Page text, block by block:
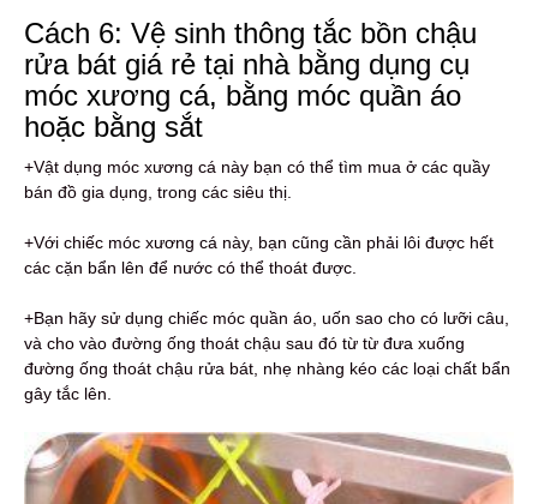
Cách 6: Vệ sinh thông tắc bồn chậu
rửa bát giá rẻ tại nhà bằng dụng cụ
móc xương cá, bằng móc quần áo
hoặc bằng sắt
+Vật dụng móc xương cá này bạn có thể tìm mua ở các quầy
bán đồ gia dụng, trong các siêu thị.
+Với chiếc móc xương cá này, bạn cũng cần phải lôi được hết
các cặn bẩn lên để nước có thể thoát được.
+Bạn hãy sử dụng chiếc móc quần áo, uốn sao cho có lưỡi câu,
và cho vào đường ống thoát chậu sau đó từ từ đưa xuống
đường ống thoát chậu rửa bát, nhẹ nhàng kéo các loại chất bẩn
gây tắc lên.